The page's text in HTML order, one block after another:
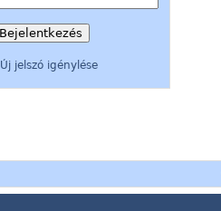
Új jelszó igénylése